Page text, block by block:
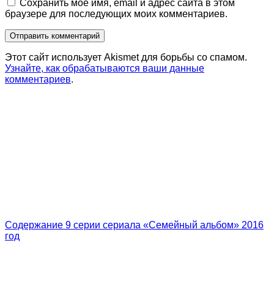
Сохранить моё имя, email и адрес сайта в этом
браузере для последующих моих комментариев.
Этот сайт использует Akismet для борьбы со спамом.
Узнайте, как обрабатываются ваши данные
комментариев.
Содержание 9 серии сериала «Семейный альбом» 2016
год